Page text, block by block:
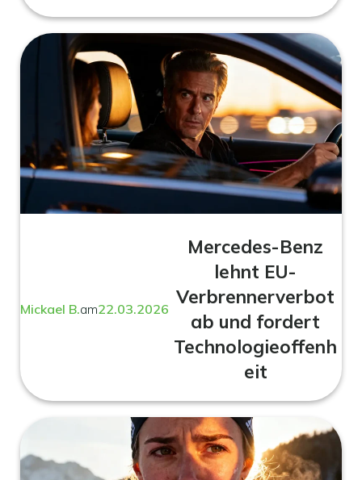
Mickael B.am22.03.2026
Mercedes-Benz
lehnt EU-
Verbrennerverbot
ab und fordert
Technologieoffenh
eit